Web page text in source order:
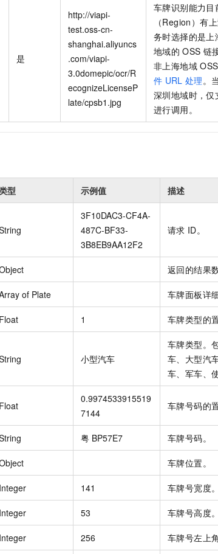
是
http://viapi-
test.oss-cn-
shanghai.aliyuncs
.com/viapi-
3.0domepic/ocr/R
ecognizeLicenseP
late/cpsb1.jpg
车牌识别能力目
（Region）有
务时选择的是上
地域的 OSS 链
非上海地域 OSS
件 URL 处理 。
深圳地域时，仅
进行调用。
型 示例值 描述
3F10DAC3-CF4A-
487C-BF33-
3B8EB9AA12F2
请求 ID。
返回的结果
of Plate 车牌面板详
Float 1 车牌类型的
小型汽车
车牌类型。
车、大型汽
车、军车、
Float
0.9974533915519
7144
车牌号码的
粤 BP57E7 车牌号码。
车牌位置。
Integer 141 车牌号宽度。
Integer 53 车牌号高度。
Integer 256 车牌号左上角